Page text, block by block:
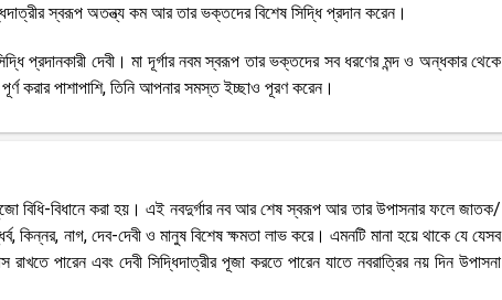
স্বরূপ অতন্ত্য কম আর তার ভক্তদের বিশেষ সিদ্ধি প্রদান করেন।
প্রদানকারী দেবী। মা দূর্গার নবম স্বরূপ তার ভক্তদের সব ধরণের মন্দ ও অন্ধকার থেকে
করার পাশাপাশি, তিনি আপনার সমস্ত ইচ্ছাও পূরণ করেন।
বিধি-বিধানে করা হয়। এই নবদুর্গার নব আর শেষ স্বরূপ আর তার উপাসনার ফলে জাতক/
কিন্নর, নাগ, দেব-দেবী ও মানুষ বিশেষ ক্ষমতা লাভ করে। এমনটি মানা হয়ে থাকে যে যেসব
পারেন এবং দেবী সিদ্ধিদাত্রীর পূজা করতে পারেন যাতে নবরাত্রির নয় দিন উপাসনা